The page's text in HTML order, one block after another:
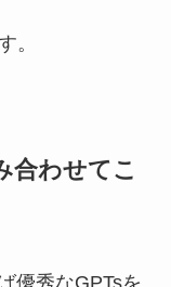
。
合わせてこ